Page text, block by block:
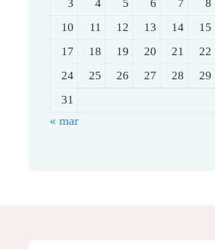
3
4 5 6 7 8
10
11 12 13 14 15
17
18 19 20 21 22
24
25 26 27 28 29
31
« mar